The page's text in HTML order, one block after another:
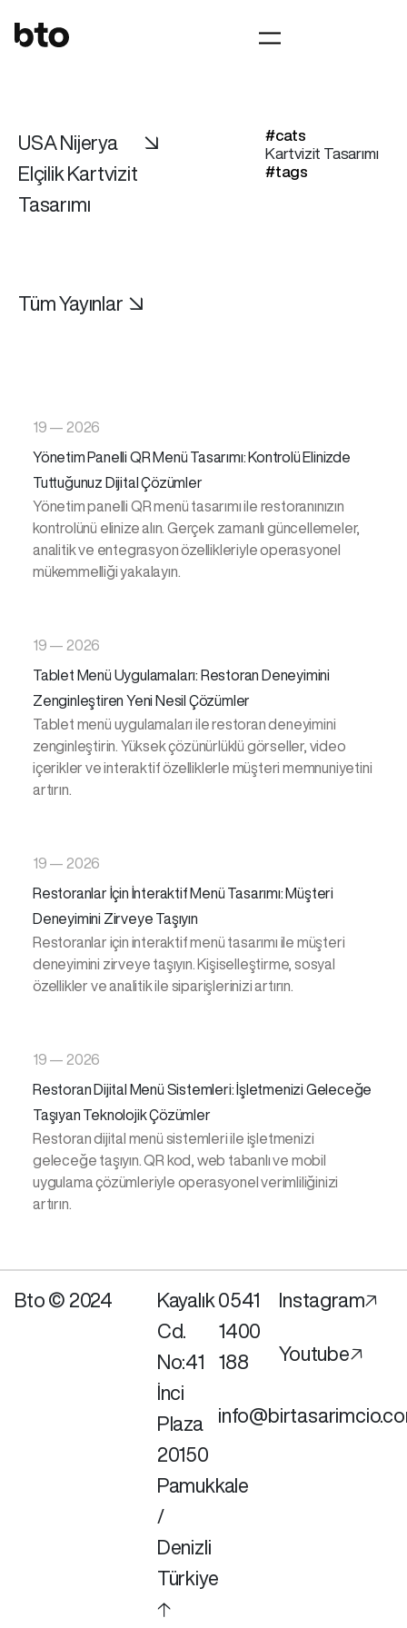
USA Nijerya
Elçilik Kartvizit
Tasarımı
↘
#cats
Kartvizit Tasarımı
#tags
Tüm Yayınlar ↘
19 — 2026
Yönetim Panelli QR Menü Tasarımı: Kontrolü Elinizde
Tuttuğunuz Dijital Çözümler
Yönetim panelli QR menü tasarımı ile restoranınızın
kontrolünü elinize alın. Gerçek zamanlı güncellemeler,
analitik ve entegrasyon özellikleriyle operasyonel
mükemmelliği yakalayın.
19 — 2026
Tablet Menü Uygulamaları: Restoran Deneyimini
Zenginleştiren Yeni Nesil Çözümler
Tablet menü uygulamaları ile restoran deneyimini
zenginleştirin. Yüksek çözünürlüklü görseller, video
içerikler ve interaktif özelliklerle müşteri memnuniyetini
artırın.
19 — 2026
Restoranlar İçin İnteraktif Menü Tasarımı: Müşteri
Deneyimini Zirveye Taşıyın
Restoranlar için interaktif menü tasarımı ile müşteri
deneyimini zirveye taşıyın. Kişiselleştirme, sosyal
özellikler ve analitik ile siparişlerinizi artırın.
19 — 2026
Restoran Dijital Menü Sistemleri: İşletmenizi Geleceğe
Taşıyan Teknolojik Çözümler
Restoran dijital menü sistemleri ile işletmenizi
geleceğe taşıyın. QR kod, web tabanlı ve mobil
uygulama çözümleriyle operasyonel verimliliğinizi
artırın.
Bto © 2024
Kayalık
Cd.
No:41
İnci
Plaza
20150
Pamukkale
/
Denizli
Türkiye
🡡
0541
1400
188
Instagram🡥
Youtube🡥